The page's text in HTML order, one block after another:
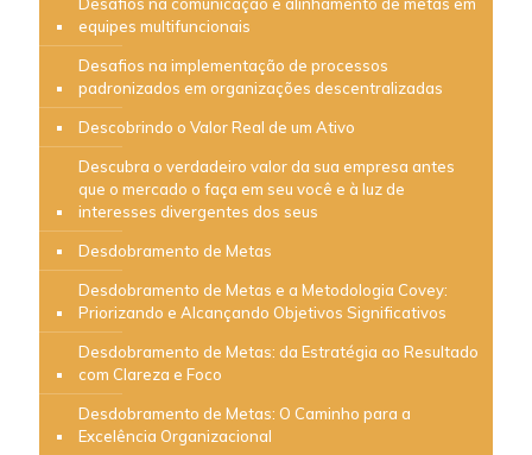
equipes multifuncionais
Desafios na implementação de processos
padronizados em organizações descentralizadas
Descobrindo o Valor Real de um Ativo
Descubra o verdadeiro valor da sua empresa antes
que o mercado o faça em seu você e à luz de
interesses divergentes dos seus
Desdobramento de Metas
Desdobramento de Metas e a Metodologia Covey:
Priorizando e Alcançando Objetivos Significativos
Desdobramento de Metas: da Estratégia ao Resultado
com Clareza e Foco
Desdobramento de Metas: O Caminho para a
Excelência Organizacional